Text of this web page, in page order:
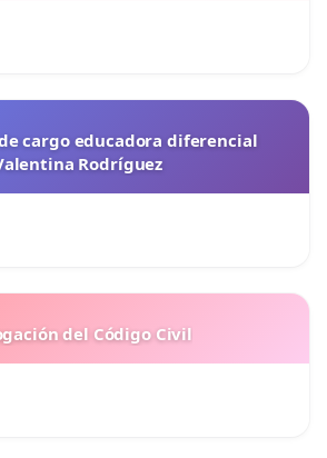
cargo educadora diferencial
Rodríguez
del Código Civil